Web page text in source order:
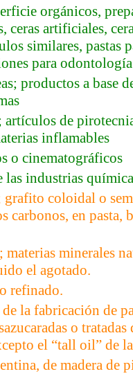
orgánicos,
ceras artificiales,
similares, pastas
para odontología
productos a base
de
inflamables
o cinematográficos
las industrias
coloidal o
carbonos, en pasta,
minerales
el agotado.
refinado.
la fabricación de
o
el “tall oil” de
de madera de